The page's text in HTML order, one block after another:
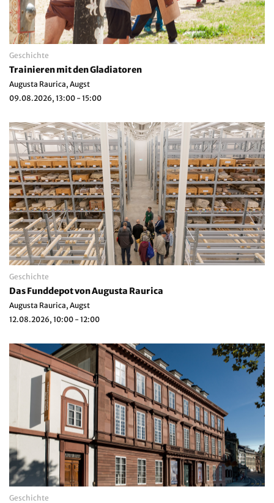
Geschichte
Trainieren mit den Gladiatoren
Augusta Raurica, Augst
09.08.2026, 13:00 - 15:00
Geschichte
Das Funddepot von Augusta Raurica
Augusta Raurica, Augst
12.08.2026, 10:00 - 12:00
Geschichte